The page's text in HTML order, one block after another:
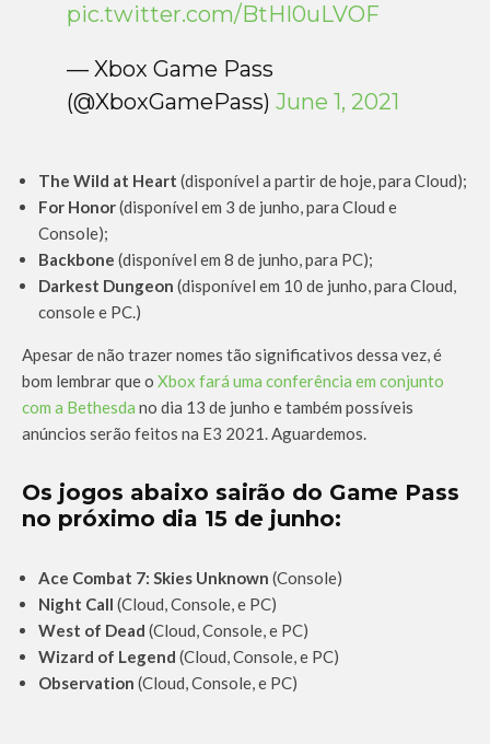
pic.twitter.com/BtHI0uLVOF
— Xbox Game Pass
(@XboxGamePass) June 1, 2021
The Wild at Heart (disponível a partir de hoje, para Cloud);
For Honor(disponível em 3 de junho, para Cloud e
Console);
Backbone (disponível em 8 de junho, para PC);
Darkest Dungeon (disponível em 10 de junho, para Cloud,
console e PC.)
Apesar de não trazer nomes tão significativos dessa vez, é
bom lembrar que o Xbox fará uma conferência em conjunto
com a Bethesda no dia 13 de junho e também possíveis
anúncios serão feitos na E3 2021. Aguardemos.
Os jogos abaixo sairão do Game Pass
no próximo dia 15 de junho:
Ace Combat 7: Skies Unknown (Console)
Night Call (Cloud, Console, e PC)
West of Dead (Cloud, Console, e PC)
Wizard of Legend (Cloud, Console, e PC)
Observation (Cloud, Console, e PC)